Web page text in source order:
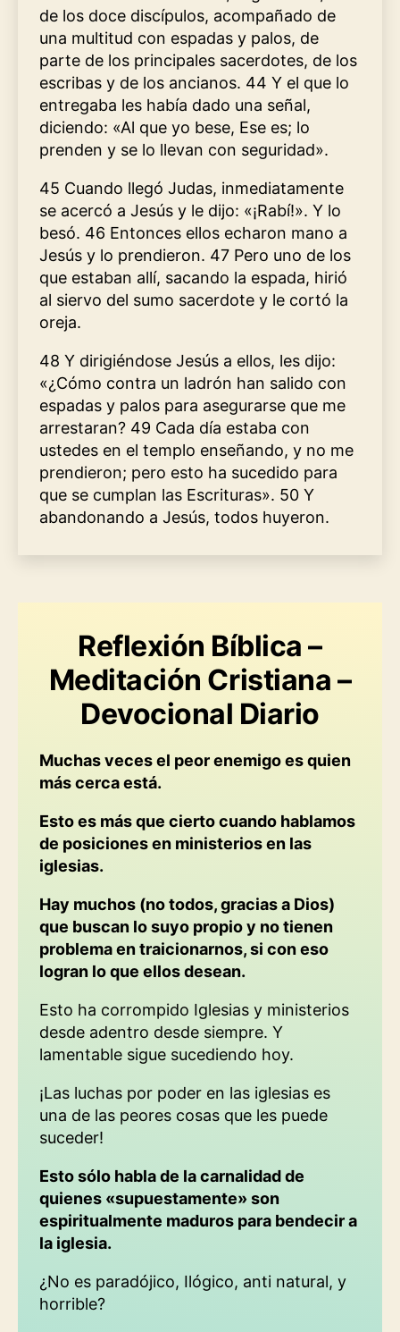
de los doce discípulos, acompañado de
una multitud con espadas y palos, de
parte de los principales sacerdotes, de los
escribas y de los ancianos. 44 Y el que lo
entregaba les había dado una señal,
diciendo: «Al que yo bese, Ese es; lo
prenden y se lo llevan con seguridad».
45 Cuando llegó Judas, inmediatamente
se acercó a Jesús y le dijo: «¡Rabí!». Y lo
besó. 46 Entonces ellos echaron mano a
Jesús y lo prendieron. 47 Pero uno de los
que estaban allí, sacando la espada, hirió
al siervo del sumo sacerdote y le cortó la
oreja.
48 Y dirigiéndose Jesús a ellos, les dijo:
«¿Cómo contra un ladrón han salido con
espadas y palos para asegurarse que me
arrestaran? 49 Cada día estaba con
ustedes en el templo enseñando, y no me
prendieron; pero esto ha sucedido para
que se cumplan las Escrituras». 50 Y
abandonando a Jesús, todos huyeron.
Reflexión Bíblica –
Meditación Cristiana –
Devocional Diario
Muchas veces el peor enemigo es quien
más cerca está.
Esto es más que cierto cuando hablamos
de posiciones en ministerios en las
iglesias.
Hay muchos (no todos, gracias a Dios)
que buscan lo suyo propio y no tienen
problema en traicionarnos, si con eso
logran lo que ellos desean.
Esto ha corrompido Iglesias y ministerios
desde adentro desde siempre. Y
lamentable sigue sucediendo hoy.
¡Las luchas por poder en las iglesias es
una de las peores cosas que les puede
suceder!
Esto sólo habla de la carnalidad de
quienes «supuestamente» son
espiritualmente maduros para bendecir a
la iglesia.
¿No es paradójico, Ilógico, anti natural, y
horrible?